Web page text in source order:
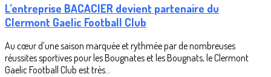
L’entreprise BACACIER devient partenaire du
Clermont Gaelic Football Club
Au cœur d’une saison marquée et rythmée par de nombreuses
réussites sportives pour les Bougnates et les Bougnats, le Clermont
Gaelic Football Club est très...